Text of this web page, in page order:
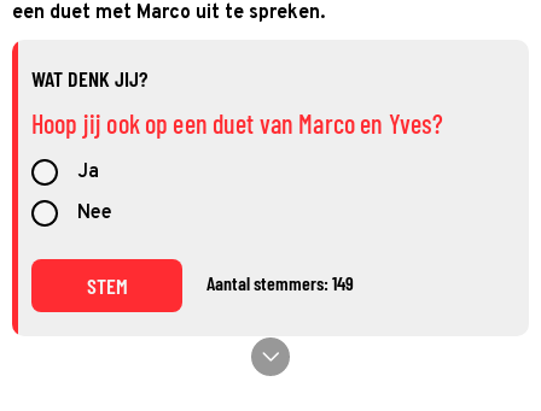
een duet met Marco uit te spreken.
WAT DENK JIJ?
Hoop jij ook op een duet van Marco en Yves?
Ja
Nee
STEM Aantal stemmers: 149